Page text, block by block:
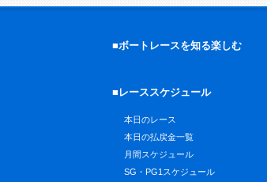
■ボートレースを知る楽しむ
■レーススケジュール
本日のレース
本日の払戻金一覧
月間スケジュール
SG・PG1スケジュール